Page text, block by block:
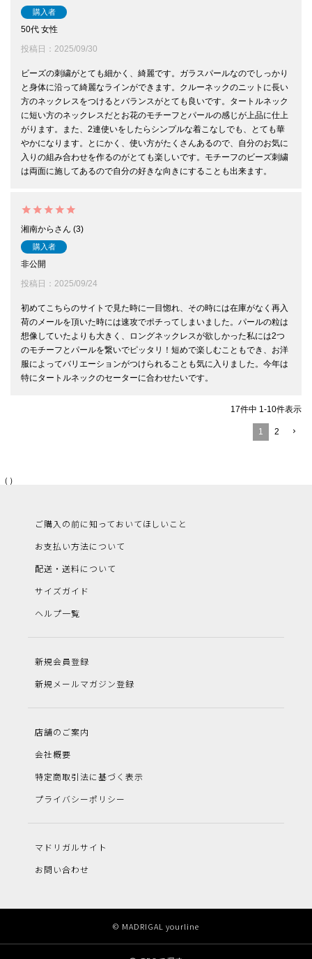
購入者
50代 女性
投稿日
2025/09/30
ビーズの刺繍がとても細かく、綺麗です。ガラスパールなのでしっかり
と身体に沿って綺麗なラインができます。クルーネックのニットに長い
方のネックレスをつけるとバランスがとても良いです。タートルネック
に短い方のネックレスだとお花のモチーフとパールの感じが上品に仕上
がります。また、2連使いをしたらシンプルな着こなしでも、とても華
やかになります。とにかく、使い方がたくさんあるので、自分のお気に
入りの組み合わせを作るのがとても楽しいです。モチーフのビーズ刺繍
は両面に施してあるので自分の好きな向きにすることも出来ます。
湘南から 3
購入者
非公開
投稿日
2025/09/24
初めてこちらのサイトで見た時に一目惚れ、その時には在庫がなく再入
荷のメールを頂いた時には速攻でポチってしまいました。パールの粒は
想像していたよりも大きく、ロングネックレスが欲しかった私には2つ
のモチーフとパールを繋いでピッタリ！短めで楽しむこともでき、お洋
服によってバリエーションがつけられることも気に入りました。今年は
17件中 1 -10件表示
1 2
（）
ご購入の前に知っておいてほしいこと
お支払い方法について
配送・送料について
サイズガイド
ヘルプ一覧
新規会員登録
新規メールマガジン登録
店舗のご案内
会社概要
特定商取引法に基づく表示
プライバシーポリシー
マドリガルサイト
お問い合わせ
© MADRIGAL yourline